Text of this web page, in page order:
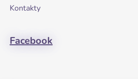
Kontakty
Facebook